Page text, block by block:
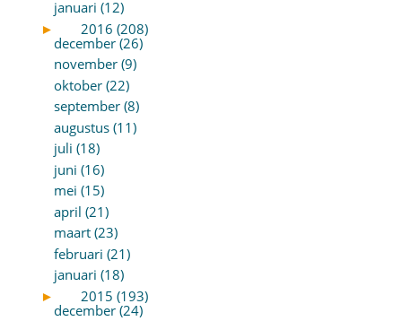
januari (12)
►
2016 (208)
december (26)
november (9)
oktober (22)
september (8)
augustus (11)
juli (18)
juni (16)
mei (15)
april (21)
maart (23)
februari (21)
januari (18)
►
2015 (193)
december (24)